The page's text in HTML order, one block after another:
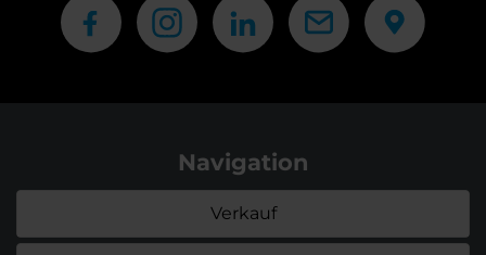
Navigation
Verkauf